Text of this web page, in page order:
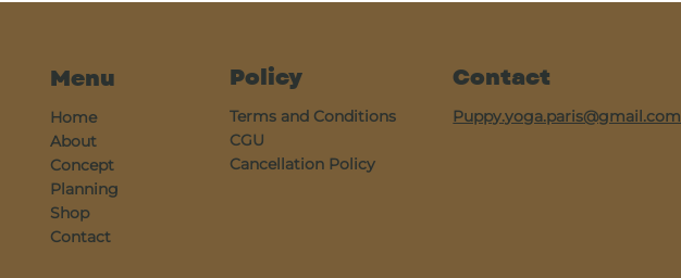
Menu
Home
About
Concept
Planning
Shop
Contact
Policy
Terms and Conditions
CGU
Cancellation Policy
Contact
Puppy.yoga.paris@gmail.com